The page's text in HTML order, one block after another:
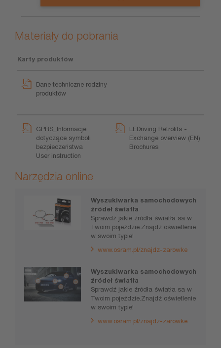
Materiały do pobrania
Karty produktów
Dane techniczne rodziny
produktów
GPRS_Informacje
dotyczące symboli
bezpieczeństwa
User instruction
LEDriving Retrofits -
Exchange overview (EN)
Brochures
Narzędzia online
Wyszukiwarka samochodowych
źródeł światła
Sprawdź jakie źródła światła sa w
Twoim pojeździe.Znajdź oświetlenie
w swoim typie!
www.osram.pl/znajdz-zarowke
Wyszukiwarka samochodowych
źródeł światła
Sprawdź jakie źródła światła sa w
Twoim pojeździe.Znajdź oświetlenie
w swoim typie!
www.osram.pl/znajdz-zarowke